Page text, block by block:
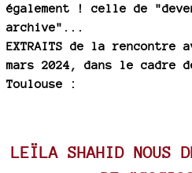
également ! celle de
archive"...
EXTRAITS de la rencontre
mars 2024, dans le cadre
Toulouse :
LEÏLA SHAHID NOUS